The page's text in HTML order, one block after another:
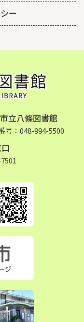
ー
立八條図書館
号：048-994-5500